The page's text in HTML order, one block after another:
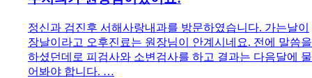
정신과 검진후 서해사랑내과를 방문하였습니다. 가는날이
장날이라고 오후진료는 원장님이 안계시네요. 전에 말씀을
하셨던데로 피검사와 소변검사를 하고 결과는 다음달에 물
어봐야 합니다. …